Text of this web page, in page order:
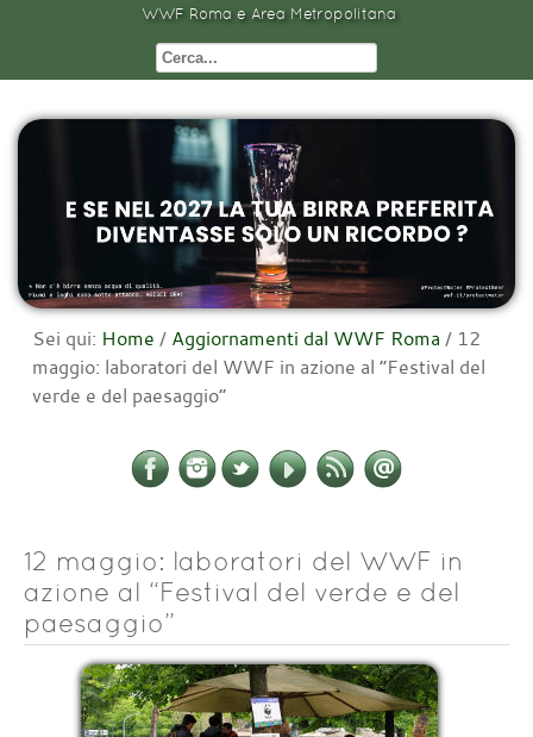
WWF Roma e Area Metropolitana
Sei qui: Home / Aggiornamenti dal WWF Roma / 12
maggio: laboratori del WWF in azione al “Festival del
verde e del paesaggio”
12 maggio: laboratori del WWF in
azione al “Festival del verde e del
paesaggio”